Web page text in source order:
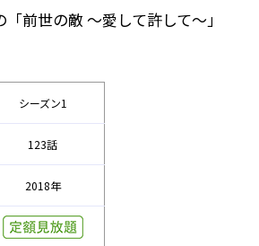
「前世の敵 ～愛して許して～」
シーズン1
123話
2018年